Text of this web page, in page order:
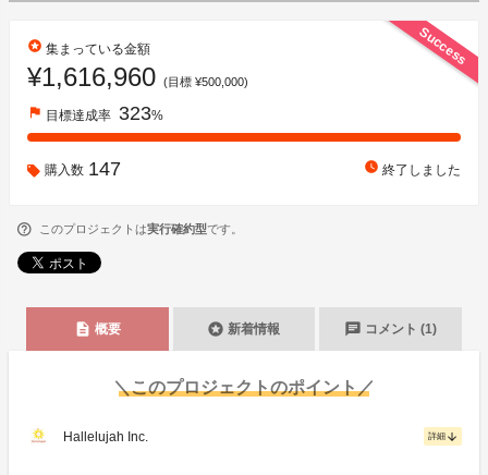
Success
stars 集まっている金額
¥1,616,960 (目標 ¥500,000)
flag 目標達成率 323%
購入数 147 watch_later 終了しました
このプロジェクトは実行確約型です。
description 概要 stars 新着情報 chat コメント (1)
＼このプロジェクトのポイント／
Hallelujah Inc. 詳細 arrow_downward